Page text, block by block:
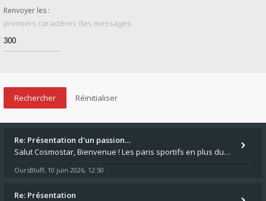
Renvoyer les :
premiers caractères des messages
Re: Présentation d'un passion…
Salut Cosmostar, Bienvenue ! Les paris sportifs en plus du poker, c'est ce que je fais aussi. Surtout la NBA, je mise su
OursBluff, 10 juin 2026, 12:50
Re: Présentation